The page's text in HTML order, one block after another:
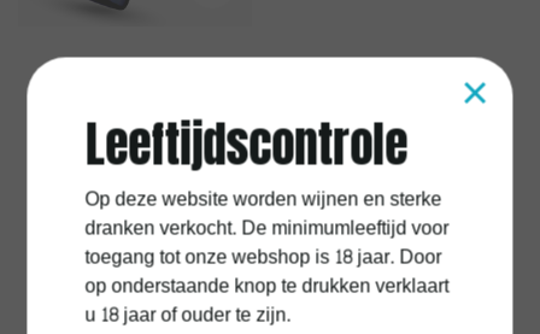
Raimbault
€26,95
Verzendkosten
×
Leeftijdscontrole
Op deze website worden wijnen en sterke
dranken verkocht. De minimumleeftijd voor
toegang tot onze webshop is 18 jaar. Door
op onderstaande knop te drukken verklaart
u 18 jaar of ouder te zijn.